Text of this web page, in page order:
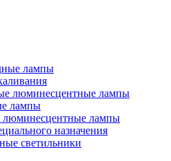
лампы
люминесцентные лампы
лампы
лампы
назначения
светильники